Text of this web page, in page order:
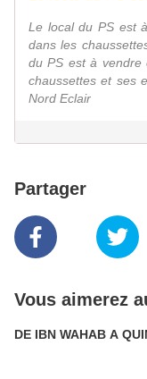
Le local du PS est
dans les
du PS est à vendre
chaussettes et ses
Nord Eclair
Partager
Vous aimerez
DE IBN WAHAB A